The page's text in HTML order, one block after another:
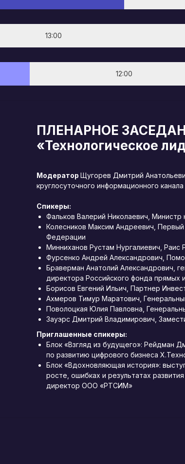
13:00
12:00
ПЛЕНАРНОЕ
«Технологическое
Модератор Щугорев Дмитрий
круглосуточного информационного
Спикеры:
Фальков Валерий Николаевич,
Колесников Максим Андреевич,
Федерации
Минниханов Рустам Нургалиевич, Раис
Фурсенко Андрей Александрович,
Браверман Анатолий Александрович,
директора Российского фонда прямых
Борисов Евгений Ильич, Партнер
Ахмеров Тимур Маратович,
Поволоцкая Юлия Павловна,
Зауэрс Дмитрий Владимирович,
Приглашенные спикеры:
Блок «Взгляд из будущего»: Рейдман
по развитию цифрового бизнеса
Блок «Вдохновляющая история»:
росте, ошибках и результатах
директор ООО «РТСИМ»